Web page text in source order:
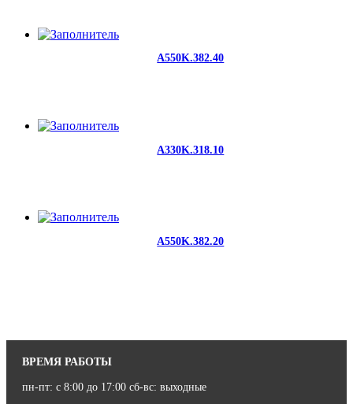
A550K.382.40
A330K.318.10
A550K.382.20
ВРЕМЯ РАБОТЫ
пн-пт: с 8:00 до 17:00 сб-вс: выходные